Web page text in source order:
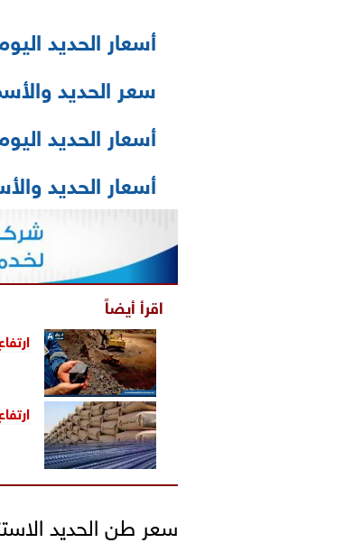
أسعار الحديد
سعر الحديد
أسعار الحديد
أسعار الحديد
اقرأ أيضاً
سعر طن الحديد الاستثماري: 38348.28 جنيه،